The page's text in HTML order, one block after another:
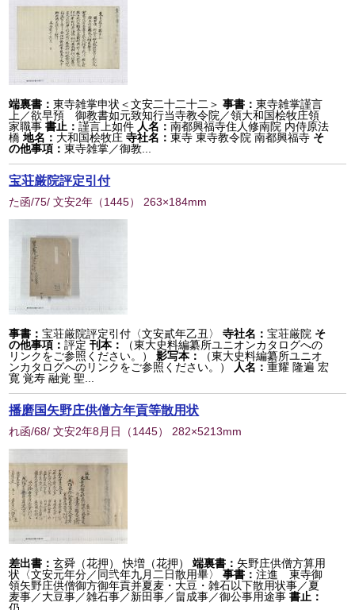
端裏書：東寺雑掌申状＜文安二十二十二＞ 事書：東寺雑掌謹言
上／欲早預 御教書如元致知行当寺教令院／領大和国桧牧庄領
家職事 書止：謹言上如件 人名：南都興福寺住人修南院 内侍原法
橋 地名： 大和国桧牧庄 寺社名：東寺 東寺教令院 南都興福寺 そ
の他事項：東寺雑掌／御教...
宝荘厳院評定引付
た函/75/ 文安2年 （1445） 263×184mm
事書：宝荘厳院評定引付〈文安貳年乙丑〉 寺社名：宝荘厳院 そ
の他事項：評定 刊本：
（東大史料編纂所ユニオンカタログへの
リンクをご参照ください。）
影写本：
（東大史料編纂所ユニオ
ンカタログへのリンクをご参照ください。）
人名：重耀 隆遍 宏
寛 覚寿 融覚 聖...
播磨国矢野庄供僧方年貢等散用状
れ函/68/ 文安2年8月日 （1445） 282×5213mm
差出書：玄舜（花押） 快増（花押） 端裏書： 矢野庄供僧方算用
状〈文安元年分／同弐年九月二日散用畢〉
事書：注進 東寺御
領矢野庄供僧御方御年貢并夏麦・大豆・雑石以下散用状事／夏
麦事／大豆事／雑石事／新田事／畠成事／御公事用途事 書止：